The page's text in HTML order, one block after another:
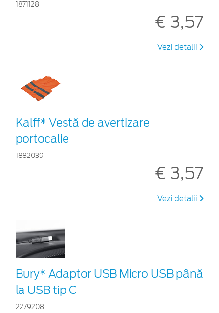
1871128
€ 3,57
Vezi detalii
Kalff* Vestă de avertizare
portocalie
1882039
€ 3,57
Vezi detalii
Bury* Adaptor USB Micro USB până
la USB tip C
2279208